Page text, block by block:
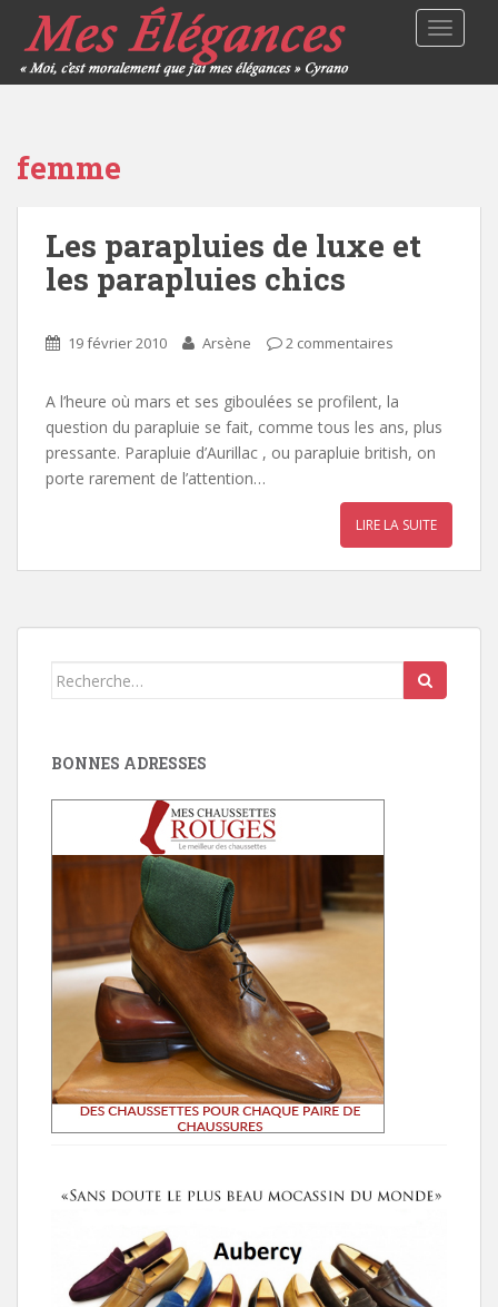
femme
Les parapluies de luxe et
les parapluies chics
19 février 2010 Arsène 2 commentaires
A l’heure où mars et ses giboulées se profilent, la
question du parapluie se fait, comme tous les ans, plus
pressante. Parapluie d’Aurillac , ou parapluie british, on
porte rarement de l’attention…
LIRE LA SUITE
Search
BONNES ADRESSES